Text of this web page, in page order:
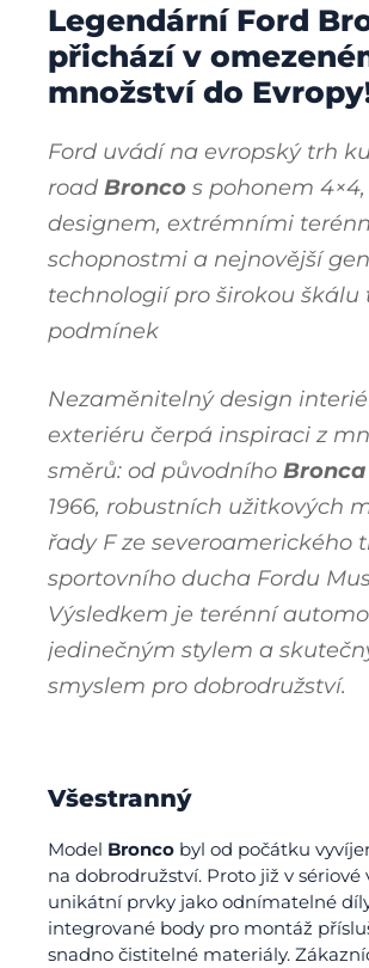
Aktuální nabídka Ford
Bronco
Legendární Ford
přichází v
množství do
Ford uvádí na evropský trh
road Bronco s pohonem
designem, extrémními
schopnostmi a nejnovější
technologií pro širokou škálu
podmínek
Nezaměnitelný design
exteriéru čerpá inspiraci z
směrů: od původního Bronca
1966, robustních užitkových
řady F ze severoamerického
sportovního ducha Fordu
Výsledkem je terénní
jedinečným stylem a
smyslem pro dobrodružství.
Všestranný
Model Bronco byl od počátku
na dobrodružství. Proto již v sériové
unikátní prvky jako odnímatelné
integrované body pro montáž
snadno čistitelné materiály.